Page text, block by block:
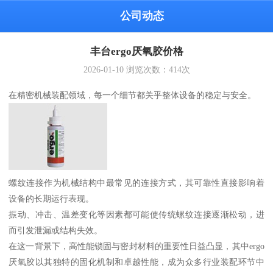
公司动态
丰台ergo厌氧胶价格
2026-01-10浏览次数： 414次
在精密机械装配领域，每一个细节都关乎整体设备的稳定与安全。
螺纹连接作为机械结构中最常见的连接方式，其可靠性直接影响着
设备的长期运行表现。
振动、冲击、温差变化等因素都可能使传统螺纹连接逐渐松动，进
而引发泄漏或结构失效。
在这一背景下，高性能锁固与密封材料的重要性日益凸显，其中ergo
厌氧胶以其独特的固化机制和卓越性能，成为众多行业装配环节中